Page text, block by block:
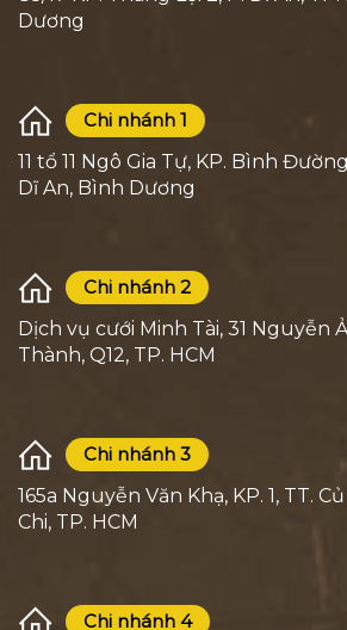
Dương
Chi nhánh 1
11 tổ 11 Ngô Gia Tự, KP. Bình
Dĩ An, Bình Dương
Chi nhánh 2
Dịch vụ cưới Minh Tài, 31 Nguyễn
Thành, Q12, TP. HCM
Chi nhánh 3
165a Nguyễn Văn Khạ, KP. 1, TT.
Chi, TP. HCM
Chi nhánh 4